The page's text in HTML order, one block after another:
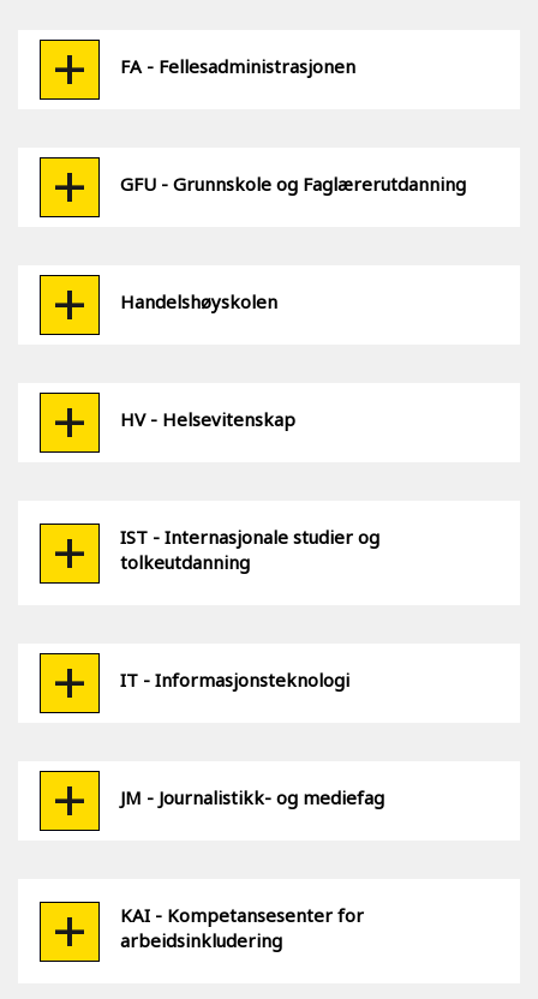
FA - Fellesadministrasjonen
GFU - Grunnskole og Faglærerutdanning
Handelshøyskolen
HV - Helsevitenskap
IST - Internasjonale studier og
tolkeutdanning
IT - Informasjonsteknologi
JM - Journalistikk- og mediefag
KAI - Kompetansesenter for
arbeidsinkludering